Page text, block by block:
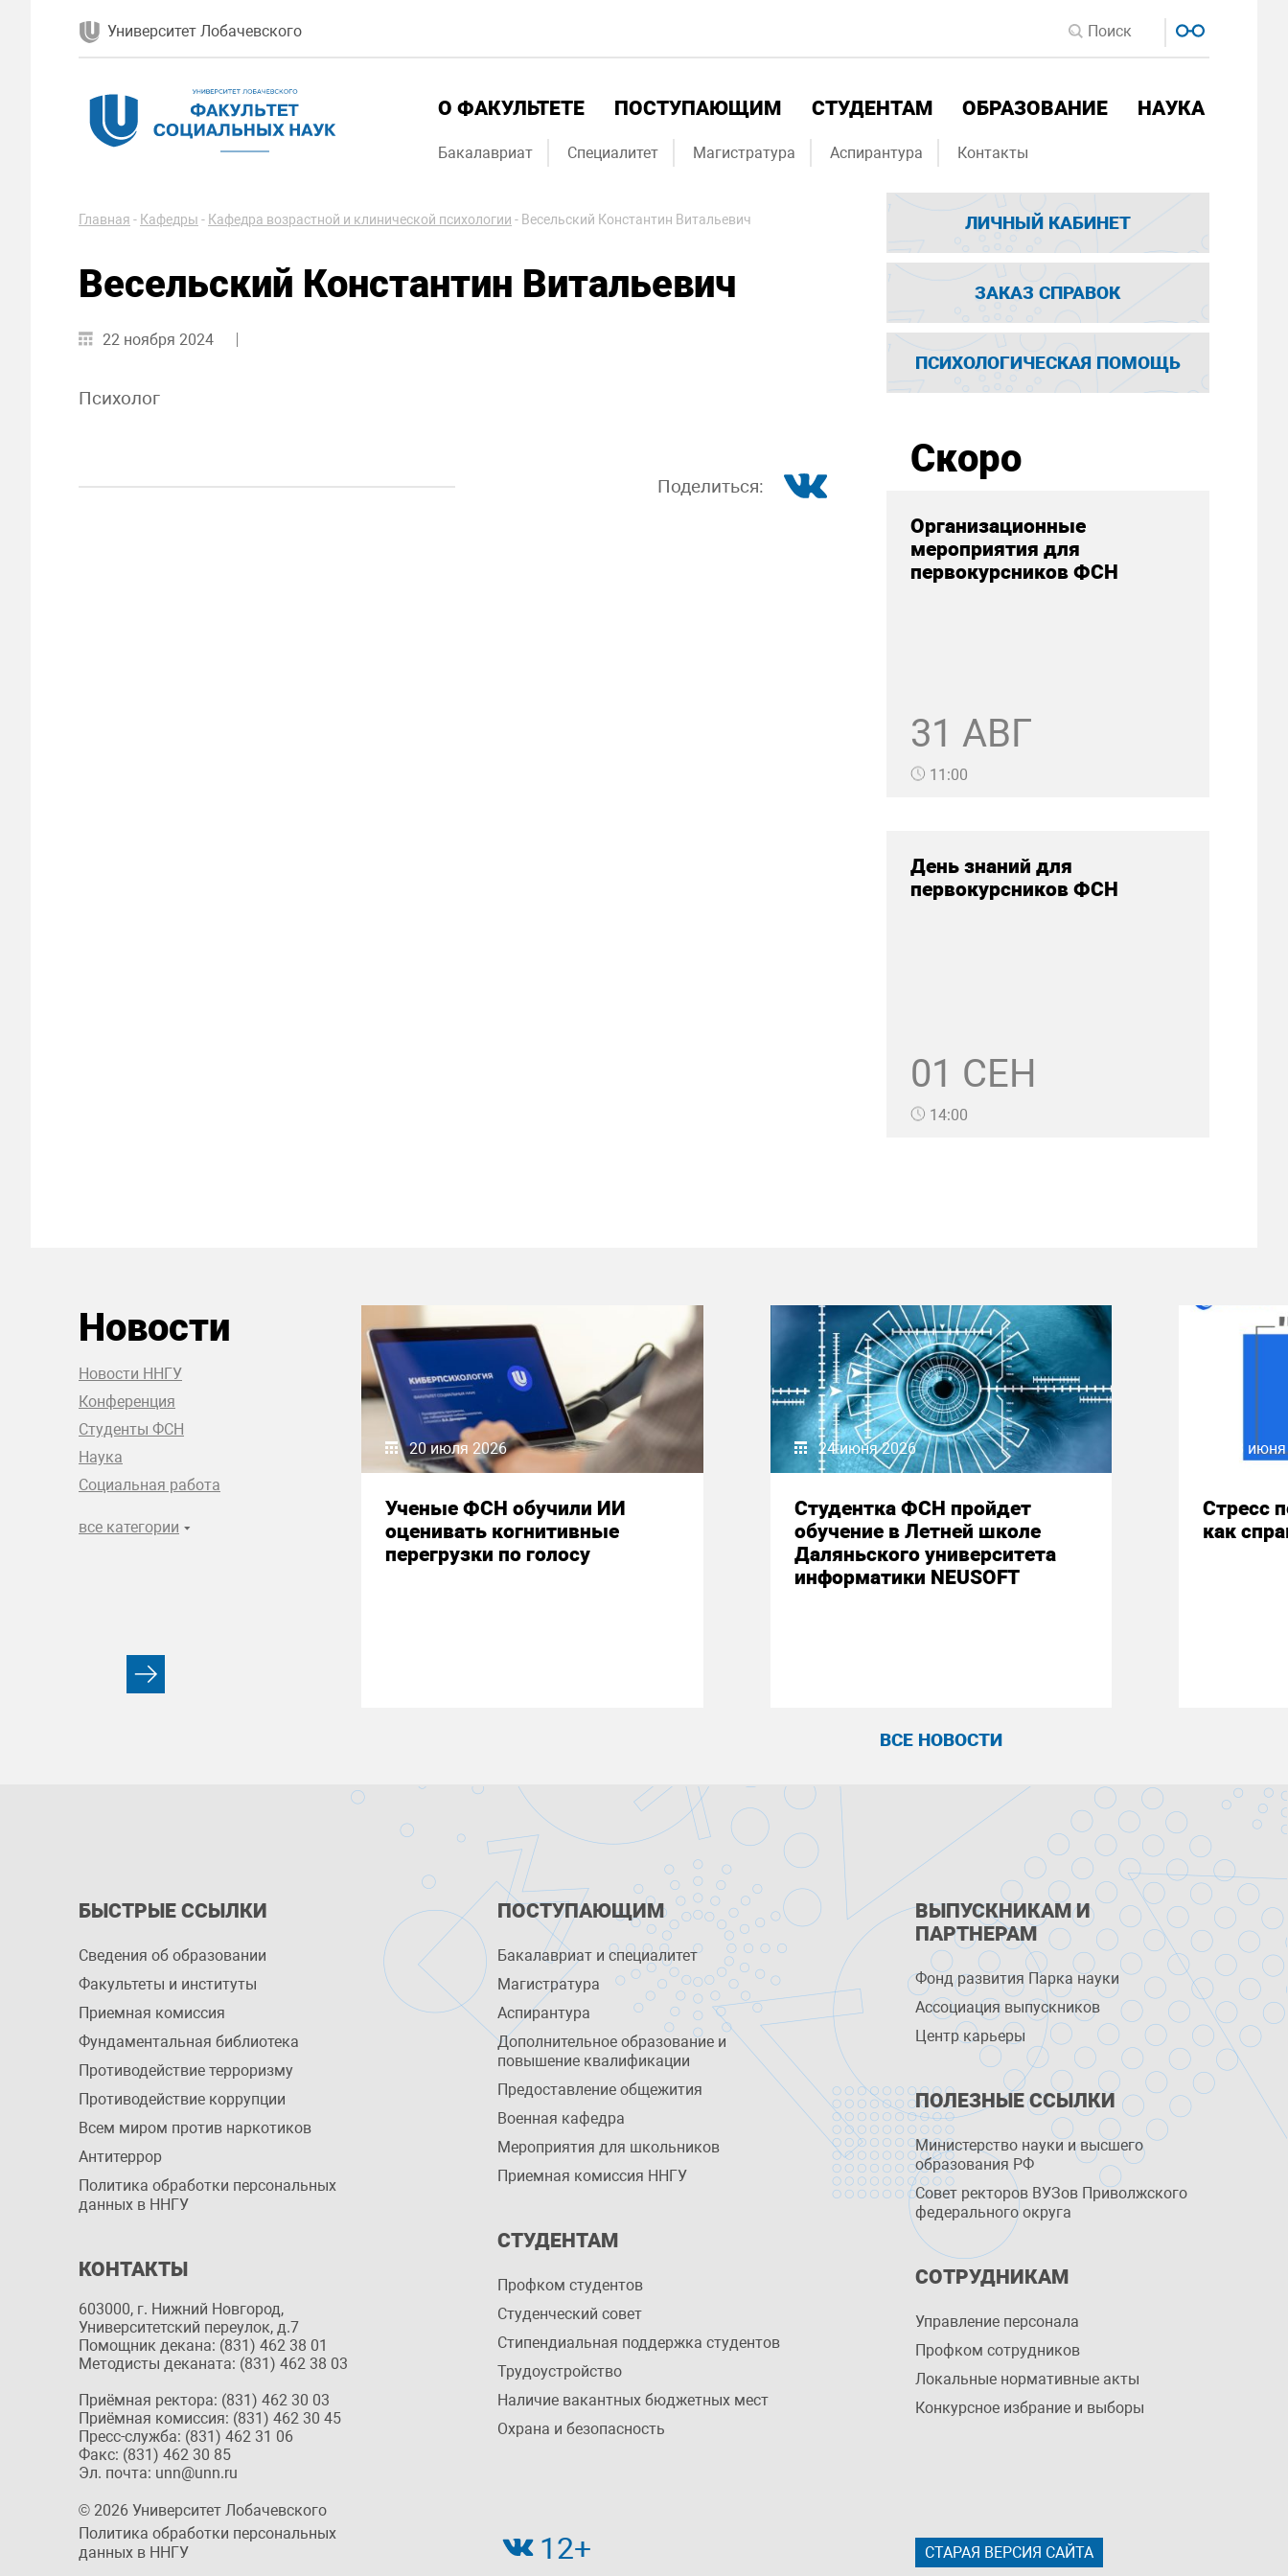
Университет Лобачевского
О ФАКУЛЬТЕТЕ ПОСТУПАЮЩИМ СТУДЕНТАМ ОБРАЗОВАНИЕ НАУКА
Бакалавриат Специалитет Магистратура Аспирантура Контакты
Главная - Кафедры - Кафедра возрастной и клинической психологии - Весельский Константин Витальевич
Весельский Константин Витальевич
22 ноября 2024
Психолог
Поделиться:
ЛИЧНЫЙ КАБИНЕТ
ЗАКАЗ СПРАВОК
ПСИХОЛОГИЧЕСКАЯ ПОМОЩЬ
Скоро
Организационные
мероприятия для
первокурсников ФСН
31 АВГ
11:00
День знаний для
первокурсников ФСН
01 СЕН
14:00
Новости
Новости ННГУ
Конференция
Студенты ФСН
Наука
Социальная работа
все категории
20 июля 2026
Ученые ФСН обучили ИИ
оценивать когнитивные
перегрузки по голосу
24 июня 2026
Студентка ФСН пройдет
обучение в Летней школе
Даляньского университета
информатики NEUSOFT
08
Стресс
как
ВСЕ НОВОСТИ
БЫСТРЫЕ ССЫЛКИ
Сведения об образовании
Факультеты и институты
Приемная комиссия
Фундаментальная библиотека
Противодействие терроризму
Противодействие коррупции
Всем миром против наркотиков
Антитеррор
Политика обработки персональных
данных в ННГУ
КОНТАКТЫ
603000, г. Нижний Новгород,
Университетский переулок, д.7
Помощник декана: (831) 462 38 01
Методисты деканата: (831) 462 38 03
Приёмная ректора: (831) 462 30 03
Приёмная комиссия: (831) 462 30 45
Пресс-служба: (831) 462 31 06
Факс: (831) 462 30 85
Эл. почта: unn@unn.ru
ПОСТУПАЮЩИМ
Бакалавриат и специалитет
Магистратура
Аспирантура
Дополнительное образование и
повышение квалификации
Предоставление общежития
Военная кафедра
Мероприятия для школьников
Приемная комиссия ННГУ
СТУДЕНТАМ
Профком студентов
Студенческий совет
Стипендиальная поддержка студентов
Трудоустройство
Наличие вакантных бюджетных мест
Охрана и безопасность
ВЫПУСКНИКАМ И
ПАРТНЕРАМ
Фонд развития Парка науки
Ассоциация выпускников
Центр карьеры
ПОЛЕЗНЫЕ ССЫЛКИ
Министерство науки и высшего
образования РФ
Совет ректоров ВУЗов Приволжского
федерального округа
СОТРУДНИКАМ
Управление персоналa
Профком сотрудников
Локальные нормативные акты
Конкурсное избрание и выборы
© 2026 Университет Лобачевского
Политика обработки персональных
данных в ННГУ
12+ СТАРАЯ ВЕРСИЯ САЙТА